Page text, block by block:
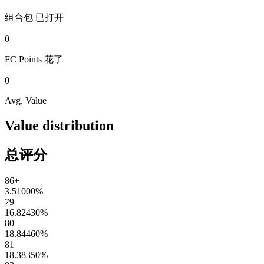
组合包 已打开
0
FC Points 花了
0
Avg. Value
Value distribution
总评分
86+
3.51000%
79
16.82430%
80
18.84460%
81
18.38350%